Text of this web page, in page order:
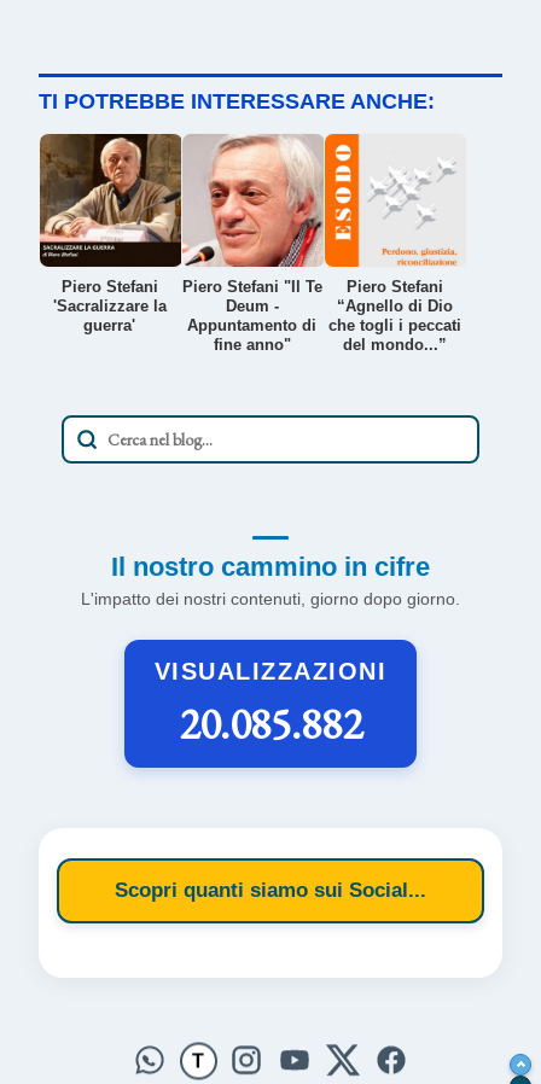
TI POTREBBE INTERESSARE ANCHE:
Piero Stefani
'Sacralizzare la
guerra'
Piero Stefani "Il Te
Deum -
Appuntamento di
fine anno"
Piero Stefani
“Agnello di Dio
che togli i peccati
del mondo...”
Il nostro cammino in cifre
L'impatto dei nostri contenuti, giorno dopo giorno.
VISUALIZZAZIONI
20.085.882
Scopri quanti siamo sui Social...
T